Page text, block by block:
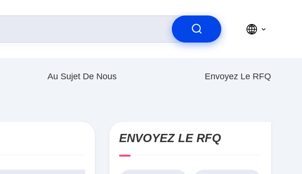
Au Sujet De Nous Envoyez Le RFQ
ENVOYEZ LE RFQ